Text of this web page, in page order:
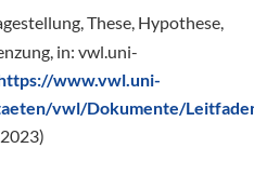
These, Hypothese,
in: vwl.uni-
www.vwl.uni-
vwl/Dokumente/